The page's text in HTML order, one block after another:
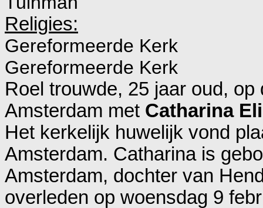
Religies:
Gereformeerde Kerk
Gereformeerde Kerk
Roel trouwde, 25 jaar oud,
Amsterdam met Catharina
Het kerkelijk huwelijk vond
Amsterdam. Catharina is
Amsterdam, dochter van
overleden op woensdag 9